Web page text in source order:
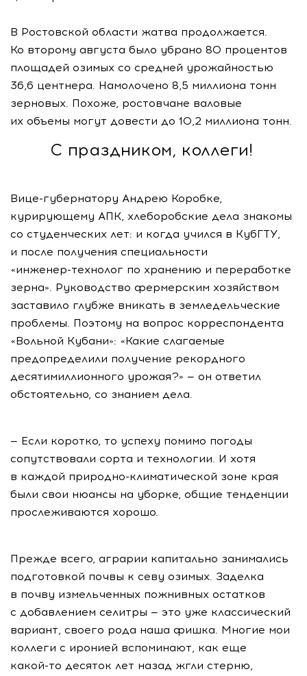
В Ростовской области жатва продолжается.
Ко второму августа было убрано 80 процентов
площадей озимых со средней урожайностью
36,6 центнера. Намолочено 8,5 миллиона тонн
зерновых. Похоже, ростовчане валовые
их объемы могут довести до 10,2 миллиона тонн.
С праздником, коллеги!
Вице-губернатору Андрею Коробке,
курирующему АПК, хлеборобские дела знакомы
со студенческих лет: и когда учился в КубГТУ,
и после получения специальности
«инженер-технолог по хранению и переработке
зерна». Руководство фермерским хозяйством
заставило глубже вникать в земледельческие
проблемы. Поэтому на вопрос корреспондента
«Вольной Кубани»: «Какие слагаемые
предопределили получение рекордного
десятимиллионного урожая?» — он ответил
обстоятельно, со знанием дела.
— Если коротко, то успеху помимо погоды
сопутствовали сорта и технологии. И хотя
в каждой природно-климатической зоне края
были свои нюансы на уборке, общие тенденции
прослеживаются хорошо.
Прежде всего, аграрии капитально занимались
подготовкой почвы к севу озимых. Заделка
в почву измельченных пожнивных остатков
с добавлением селитры — это уже классический
вариант, своего рода наша фишка. Многие мои
коллеги с иронией вспоминают, как еще
какой-то десяток лет назад жгли стерню,